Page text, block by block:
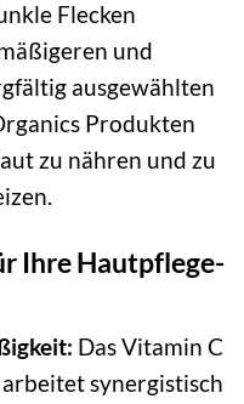
Flecken
und
ausgewählten
Produkten
zu nähren und zu
Ihre Hautpflege-
Das Vitamin C
synergistisch